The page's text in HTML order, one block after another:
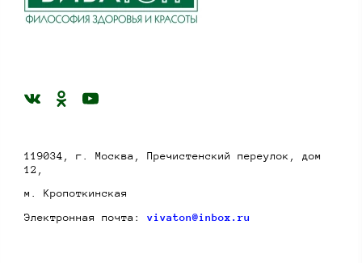
119034, г. Москва, Пречистенский переулок, дом
12,
м. Кропоткинская
Электронная почта: vivaton@inbox.ru